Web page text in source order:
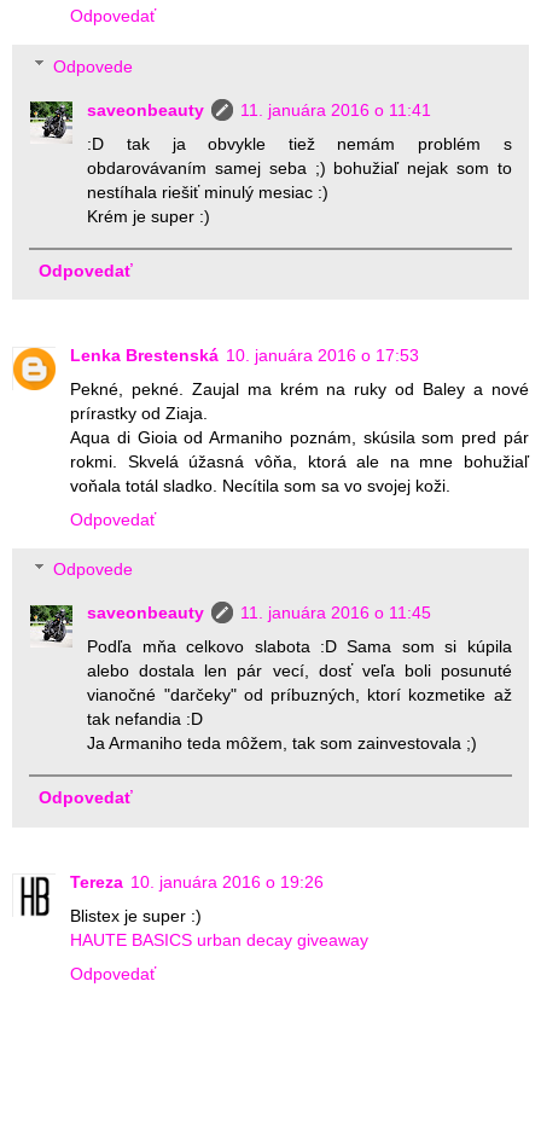
Odpovedať
Odpovede
saveonbeauty
11. januára 2016 o 11:41
:D tak ja obvykle tiež nemám problém s
obdarovávaním samej seba ;) bohužiaľ nejak som to
nestíhala riešiť minulý mesiac :)
Krém je super :)
Odpovedať
Lenka Brestenská 10. januára 2016 o 17:53
Pekné, pekné. Zaujal ma krém na ruky od Baley a nové
prírastky od Ziaja.
Aqua di Gioia od Armaniho poznám, skúsila som pred pár
rokmi. Skvelá úžasná vôňa, ktorá ale na mne bohužiaľ
voňala totál sladko. Necítila som sa vo svojej koži.
Odpovedať
Odpovede
saveonbeauty
11. januára 2016 o 11:45
Podľa mňa celkovo slabota :D Sama som si kúpila
alebo dostala len pár vecí, dosť veľa boli posunuté
vianočné "darčeky" od príbuzných, ktorí kozmetike až
tak nefandia :D
Ja Armaniho teda môžem, tak som zainvestovala ;)
Odpovedať
Tereza 10. januára 2016 o 19:26
Blistex je super :)
HAUTE BASICS urban decay giveaway
Odpovedať